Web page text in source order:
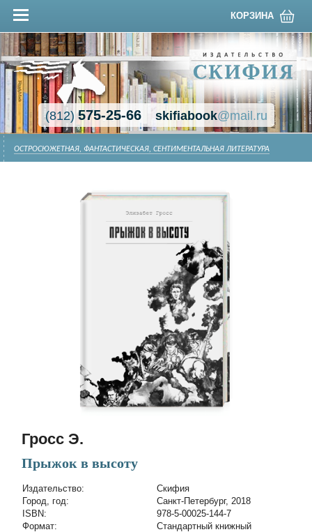
КОРЗИНА
(812)575-25-66 skifiabook@mail.ru
ОСТРОСЮЖЕТНАЯ, ФАНТАСТИЧЕСКАЯ, СЕНТИМЕНТАЛЬНАЯ ЛИТЕРАТУРА
Гросс Э.
Прыжок в высоту
Издательство:
Скифия
Город, год:
Санкт-Петербург, 2018
ISBN:
978-5-00025-144-7
Формат:
Стандартный книжный